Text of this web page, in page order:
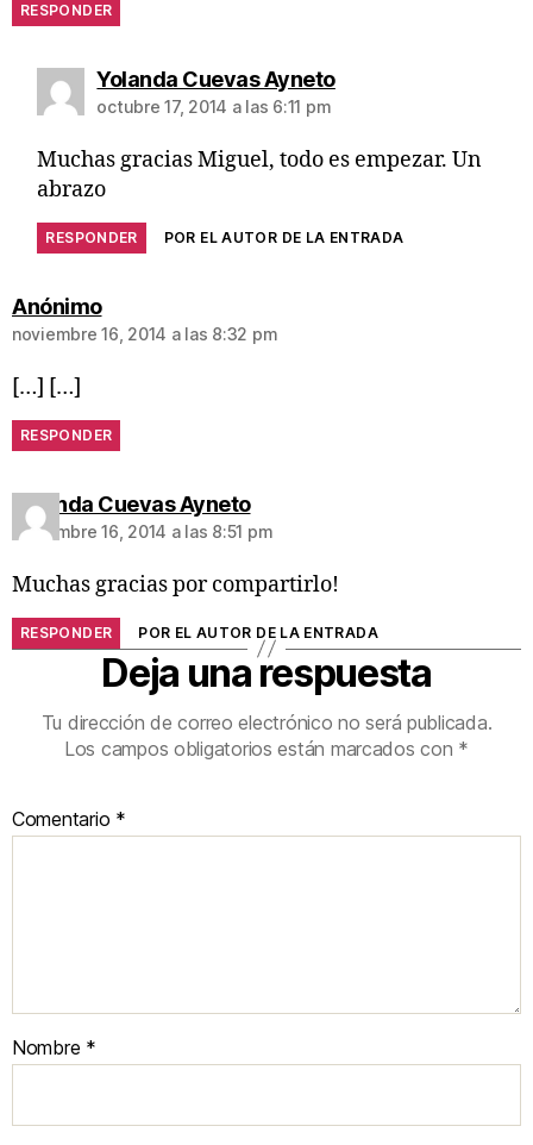
RESPONDER
Yolanda Cuevas Ayneto
octubre 17, 2014 a las 6:11 pm
Muchas gracias Miguel, todo es empezar. Un
abrazo
RESPONDER POR EL AUTOR DE LA ENTRADA
Anónimo
noviembre 16, 2014 a las 8:32 pm
[…] […]
RESPONDER
Yolanda Cuevas Ayneto
noviembre 16, 2014 a las 8:51 pm
Muchas gracias por compartirlo!
RESPONDER POR EL AUTOR DE LA ENTRADA
Deja una respuesta
Tu dirección de correo electrónico no será publicada.
Los campos obligatorios están marcados con *
Comentario *
Nombre *